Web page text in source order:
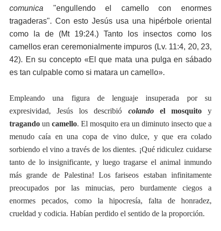
comunica "engullendo el camello con enormes
tragaderas". Con esto Jesús usa una hipérbole oriental
como la de (Mt 19:24.) Tanto los insectos como los
camellos eran ceremonialmente impuros (Lv. 11:4, 20, 23,
42). En su concepto «El que mata una pulga en sábado
es tan culpable como si matara un camello».
Empleando una figura de lenguaje insuperada por su
expresividad, Jesús los describió colando el mosquitoy
tragando un camello. El mosquito era un diminuto insecto que a
menudo caía en una copa de vino dulce, y que era colado
sorbiendo el vino a través de los dientes. ¡Qué ridiculez cuidarse
tanto de lo insignificante, y luego tragarse el animal inmundo
más grande de Palestina! Los fariseos estaban infinitamente
preocupados por las minucias, pero burdamente ciegos a
enormes pecados, como la hipocresía, falta de honradez,
crueldad y codicia. Habían perdidoel sentidode la proporción.